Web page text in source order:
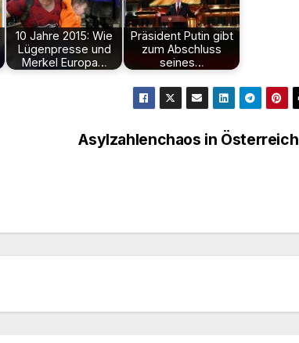
10 Jahre 2015: Wie
Lügenpresse und
Merkel Europa…
Präsident Putin gibt
zum Abschluss
seines…
Asylzahlenchaos in Österreich